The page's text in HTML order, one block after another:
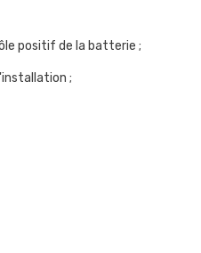
positif de la batterie ;
;